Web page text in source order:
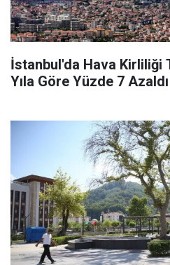
İstanbul'da Hava Kirliliği
Yıla Göre Yüzde 7 Azaldı